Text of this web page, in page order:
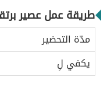
طريقة عمل عصير
مدّة التحضير
يكفي لِ